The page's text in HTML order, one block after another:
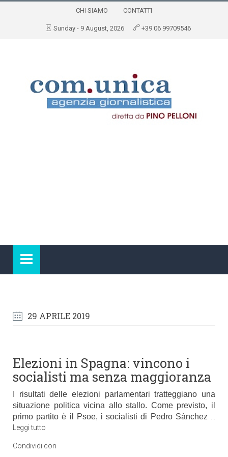
CHI SIAMO CONTATTI
Sunday - 9 August, 2026 +39 06 99709546
29 APRILE 2019
Elezioni in Spagna: vincono i
socialisti ma senza maggioranza
I risultati delle elezioni parlamentari tratteggiano una
situazione politica vicina allo stallo. Come previsto, il
primo partito è il Psoe, i socialisti di Pedro Sànchez
Leggi tutto
Condividi con